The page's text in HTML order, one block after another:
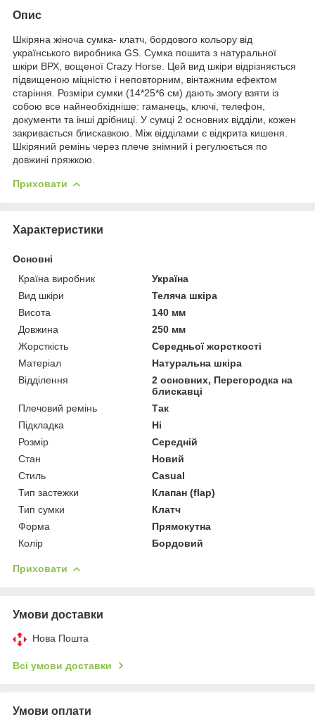
Опис
Шкіряна жіноча сумка- клатч, бордового кольору від
українського виробника GS. Сумка пошита з натуральної
шкіри ВРХ, вощеної Crazy Horse. Цей вид шкіри відрізняється
підвищеною міцністю і неповторним, вінтажним ефектом
старіння. Розміри сумки (14*25*6 см) дають змогу взяти із
собою все найнеобхідніше: гаманець, ключі, телефон,
документи та інші дрібниці. У сумці 2 основних відділи, кожен
закривається блискавкою. Між відділами є відкрита кишеня.
Шкіряний ремінь через плече знімний і регулюється по
довжині пряжкою.
Приховати
Характеристики
Основні
Країна виробник
Україна
Вид шкіри
Теляча шкіра
Висота
140 мм
Довжина
250 мм
Жорсткість
Середньої жорсткості
Матеріал
Натуральна шкіра
Відділення
2 основних, Перегородка на
блискавці
Плечовий ремінь
Так
Підкладка
Ні
Розмір
Середній
Стан
Новий
Стиль
Casual
Тип застежки
Клапан (flap)
Тип сумки
Клатч
Форма
Прямокутна
Колір
Бордовий
Приховати
Умови доставки
Нова Пошта
Всі умови доставки
Умови оплати